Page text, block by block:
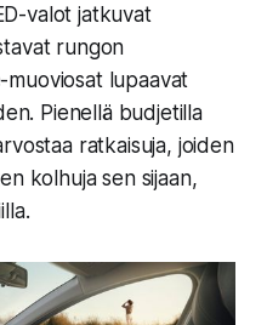
valot jatkuvat
rungon
lupaavat
Pienellä budjetilla
ratkaisuja, joiden
kolhuja sen sijaan,